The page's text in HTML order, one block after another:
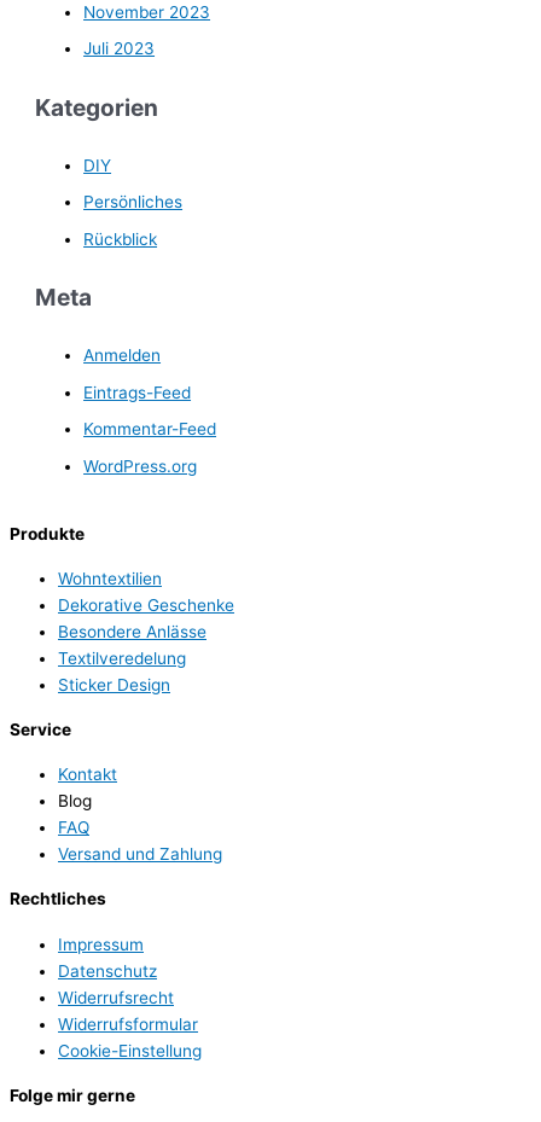
November 2023
Juli 2023
Kategorien
DIY
Persönliches
Rückblick
Meta
Anmelden
Eintrags-Feed
Kommentar-Feed
WordPress.org
Produkte
Wohntextilien
Dekorative Geschenke
Besondere Anlässe
Textilveredelung
Sticker Design
Service
Kontakt
Blog
FAQ
Versand und Zahlung
Rechtliches
Impressum
Datenschutz
Widerrufsrecht
Widerrufsformular
Cookie-Einstellung
Folge mir gerne